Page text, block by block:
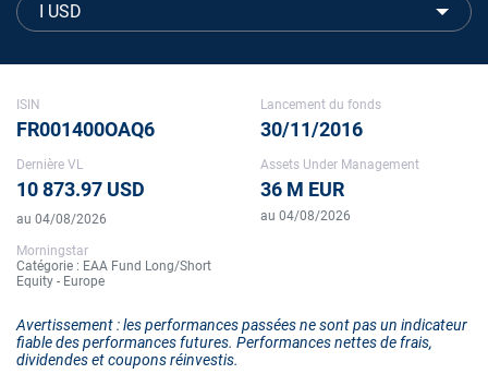
I USD
ISIN
FR001400OAQ6
Lancement du fonds
30/11/2016
Dernière VL
10 873.97 USD
au 04/08/2026
Assets Under Management
36 M EUR
au 04/08/2026
Morningstar
Catégorie : EAA Fund Long/Short
Equity - Europe
Avertissement : les performances passées ne sont pas un indicateur
fiable des performances futures. Performances nettes de frais,
dividendes et coupons réinvestis.